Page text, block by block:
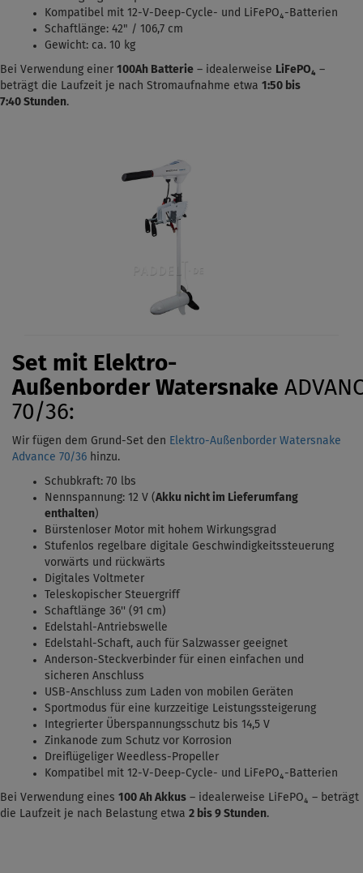
Kompatibel mit 12-V-Deep-Cycle- und LiFePO₄-Batterien
Schaftlänge: 42" / 106,7 cm
Gewicht: ca. 10 kg
Bei Verwendung einer 100Ah Batterie – idealerweise LiFePO₄ –
beträgt die Laufzeit je nach Stromaufnahme etwa 1:50 bis
7:40 Stunden.
Set mit Elektro-
AußenborderWatersnake
70/36:
Wir fügen dem Grund-Set den Elektro-Außenborder Watersnake
Advance 70/36 hinzu.
Schubkraft: 70 lbs
Nennspannung: 12 V (Akku nicht im Lieferumfang
enthalten)
Bürstenloser Motor mit hohem Wirkungsgrad
Stufenlos regelbare digitale Geschwindigkeitssteuerung
vorwärts und rückwärts
Digitales Voltmeter
Teleskopischer Steuergriff
Schaftlänge 36'' (91 cm)
Edelstahl-Antriebswelle
Edelstahl-Schaft, auch für Salzwasser geeignet
Anderson-Steckverbinder für einen einfachen und
sicheren Anschluss
USB-Anschluss zum Laden von mobilen Geräten
Sportmodus für eine kurzzeitige Leistungssteigerung
Integrierter Überspannungsschutz bis 14,5 V
Zinkanode zum Schutz vor Korrosion
Dreiflügeliger Weedless-Propeller
Kompatibel mit 12-V-Deep-Cycle- und LiFePO₄-Batterien
Bei Verwendung eines 100 Ah Akkus – idealerweise LiFePO₄ – beträgt
die Laufzeit je nach Belastung etwa 2 bis 9 Stunden.